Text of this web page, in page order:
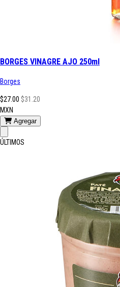
BORGES VINAGRE AJO 250ml
Borges
$27.00 $31.20
MXN
Agregar
ÚLTIMOS